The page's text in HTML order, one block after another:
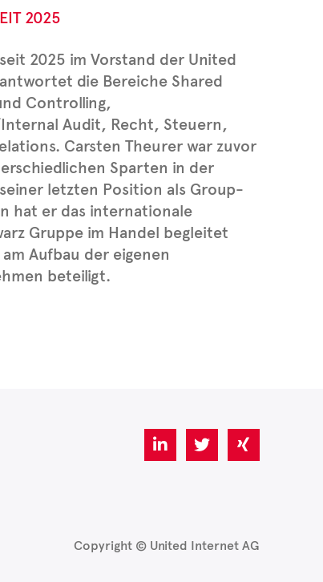
2025
2025 im Vorstand der United
die Bereiche Shared
Controlling,
Audit, Recht, Steuern,
Carsten Theurer war zuvor
Sparten in der
letzten Position als Group-
hat er das internationale
Gruppe im Handel begleitet
Aufbau der eigenen
beteiligt.
Copyright © United Internet AG